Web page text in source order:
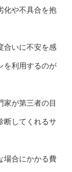
化や不具合を抱
合いに不安を感
を利用するのが
家が第三者の目
断してくれるサ
場合にかかる費